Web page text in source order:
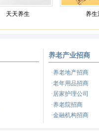
养老产业招商
·养老地产招商
·老年用品招商
·居家护理公司
·养老院招商
·金融机构招商